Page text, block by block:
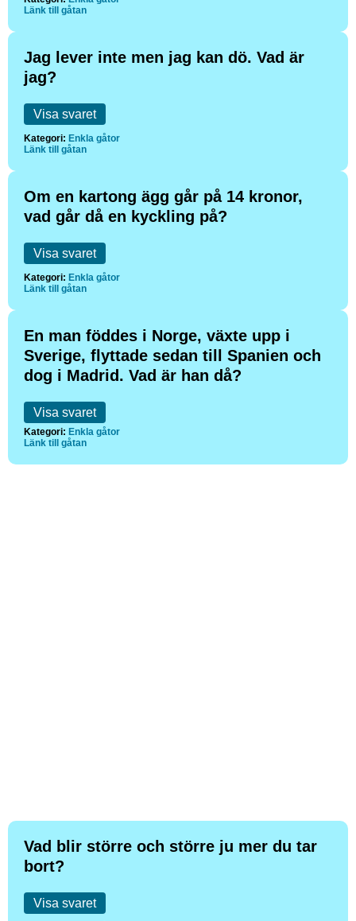
Länk till gåtan
Jag lever inte men jag kan dö. Vad är
jag?
Visa svaret
Kategori: Enkla gåtor
Länk till gåtan
Om en kartong ägg går på 14 kronor,
vad går då en kyckling på?
Visa svaret
Kategori: Enkla gåtor
Länk till gåtan
En man föddes i Norge, växte upp i
Sverige, flyttade sedan till Spanien och
dog i Madrid. Vad är han då?
Visa svaret
Kategori: Enkla gåtor
Länk till gåtan
Vad blir större och större ju mer du tar
bort?
Visa svaret